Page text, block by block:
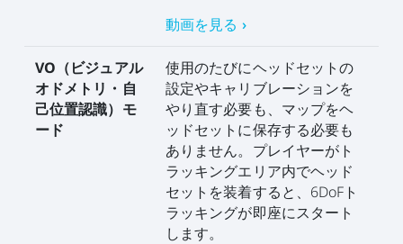
動画を見る ›
VO（ビジュアル
オドメトリ・自
己位置認識）モ
ード
使用のたびにヘッドセットの
設定やキャリブレーションを
やり直す必要も、マップをヘ
ッドセットに保存する必要も
ありません。プレイヤーがト
ラッキングエリア内でヘッド
セットを装着すると、6DoFト
ラッキングが即座にスタート
します。